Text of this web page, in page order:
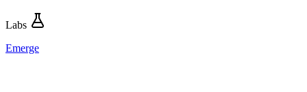
Labs
Emerge